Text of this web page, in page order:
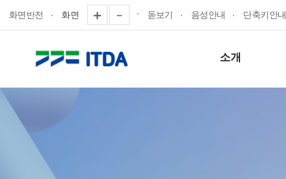
화면반전 화면 돋보기 음성안내 단축키안내
소개